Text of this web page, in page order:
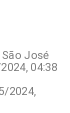
José
04:38
2024,